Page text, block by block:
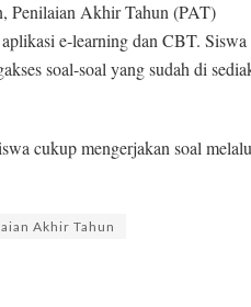
Penilaian Akhir Tahun (PAT)
e-learning dan CBT.
soal-soal yang sudah di
cukup mengerjakan soal
Akhir Tahun